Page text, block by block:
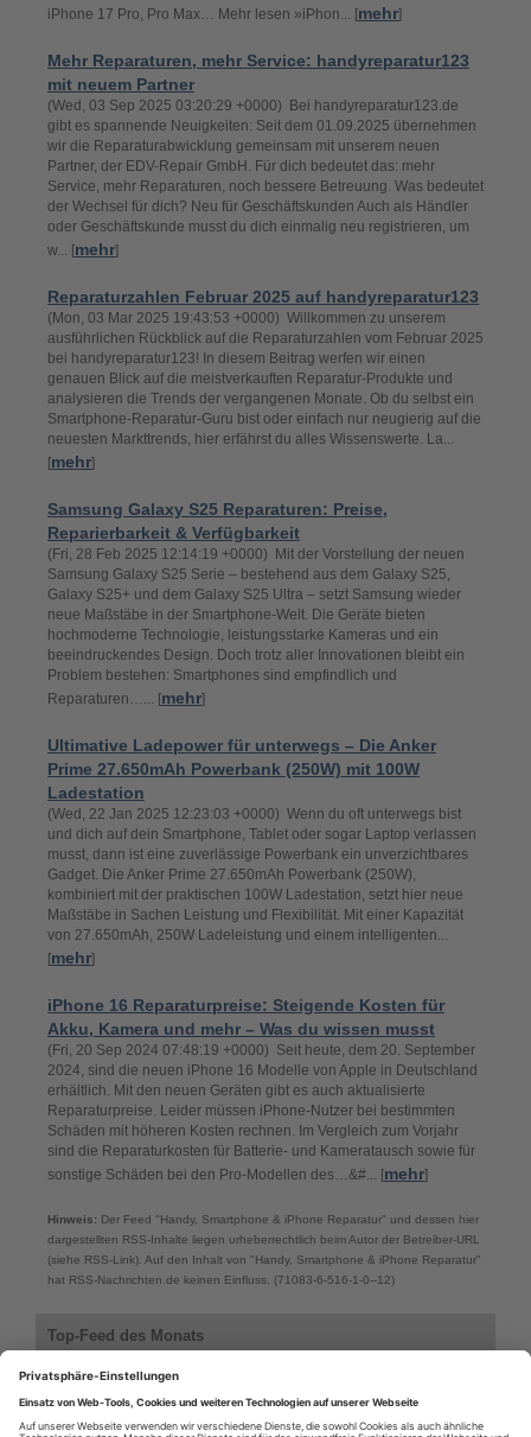
iPhone 17 Pro, Pro Max… Mehr lesen »iPhon... [mehr]
Mehr Reparaturen, mehr Service: handyreparatur123
mit neuem Partner
(Wed, 03 Sep 2025 03:20:29 +0000) Bei handyreparatur123.de
gibt es spannende Neuigkeiten: Seit dem 01.09.2025 übernehmen
wir die Reparaturabwicklung gemeinsam mit unserem neuen
Partner, der EDV-Repair GmbH. Für dich bedeutet das: mehr
Service, mehr Reparaturen, noch bessere Betreuung. Was bedeutet
der Wechsel für dich? Neu für Geschäftskunden Auch als Händler
oder Geschäftskunde musst du dich einmalig neu registrieren, um
w... [mehr]
Reparaturzahlen Februar 2025 auf handyreparatur123
(Mon, 03 Mar 2025 19:43:53 +0000) Willkommen zu unserem
ausführlichen Rückblick auf die Reparaturzahlen vom Februar 2025
bei handyreparatur123! In diesem Beitrag werfen wir einen
genauen Blick auf die meistverkauften Reparatur-Produkte und
analysieren die Trends der vergangenen Monate. Ob du selbst ein
Smartphone-Reparatur-Guru bist oder einfach nur neugierig auf die
neuesten Markttrends, hier erfährst du alles Wissenswerte. La...
[mehr]
Samsung Galaxy S25 Reparaturen: Preise,
Reparierbarkeit & Verfügbarkeit
(Fri, 28 Feb 2025 12:14:19 +0000) Mit der Vorstellung der neuen
Samsung Galaxy S25 Serie – bestehend aus dem Galaxy S25,
Galaxy S25+ und dem Galaxy S25 Ultra – setzt Samsung wieder
neue Maßstäbe in der Smartphone-Welt. Die Geräte bieten
hochmoderne Technologie, leistungsstarke Kameras und ein
beeindruckendes Design. Doch trotz aller Innovationen bleibt ein
Problem bestehen: Smartphones sind empfindlich und
Reparaturen…... [mehr]
Ultimative Ladepower für unterwegs – Die Anker
Prime 27.650mAh Powerbank (250W) mit 100W
Ladestation
(Wed, 22 Jan 2025 12:23:03 +0000) Wenn du oft unterwegs bist
und dich auf dein Smartphone, Tablet oder sogar Laptop verlassen
musst, dann ist eine zuverlässige Powerbank ein unverzichtbares
Gadget. Die Anker Prime 27.650mAh Powerbank (250W),
kombiniert mit der praktischen 100W Ladestation, setzt hier neue
Maßstäbe in Sachen Leistung und Flexibilität. Mit einer Kapazität
von 27.650mAh, 250W Ladeleistung und einem intelligenten...
[mehr]
iPhone 16 Reparaturpreise: Steigende Kosten für
Akku, Kamera und mehr – Was du wissen musst
(Fri, 20 Sep 2024 07:48:19 +0000) Seit heute, dem 20. September
2024, sind die neuen iPhone 16 Modelle von Apple in Deutschland
erhältlich. Mit den neuen Geräten gibt es auch aktualisierte
Reparaturpreise. Leider müssen iPhone-Nutzer bei bestimmten
Schäden mit höheren Kosten rechnen. Im Vergleich zum Vorjahr
sind die Reparaturkosten für Batterie- und Kameratausch sowie für
sonstige Schäden bei den Pro-Modellen des…&#... [mehr]
Hinweis: Der Feed "Handy, Smartphone & iPhone Reparatur" und dessen hier
dargestellten RSS-Inhalte liegen urheberrechtlich beim Autor der Betreiber-URL
(siehe RSS-Link). Auf den Inhalt von "Handy, Smartphone & iPhone Reparatur"
hat RSS-Nachrichten.de keinen Einfluss. (71083-6-516-1-0--12)
Top-Feed des Monats
Top-Feeds des Monats aus der Kategorie: Internet & Kommunikation
> Handy